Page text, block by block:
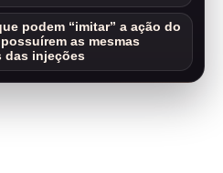
podem “imitar” a ação do
as mesmas
das injeções